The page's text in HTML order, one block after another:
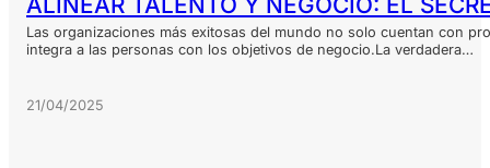
Las organizaciones más exitosas del mundo no solo cuentan con
integra a las personas con los objetivos de negocio.La verdadera…
21/04/2025